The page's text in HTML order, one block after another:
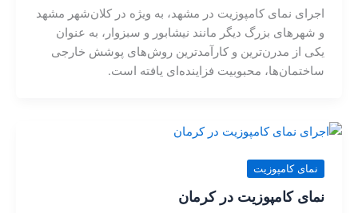
اجرای نمای کامپوزیت در مشهد، به ویژه در کلان‌شهر مشهد
و شهرهای بزرگ دیگر مانند نیشابور و سبزوار، به عنوان
یکی از مدرن‌ترین و کارآمدترین روش‌های پوشش خارجی
ساختمان‌ها، محبوبیت فزاینده‌ای یافته است.
نمای کامپوزیت
نمای کامپوزیت در کرمان